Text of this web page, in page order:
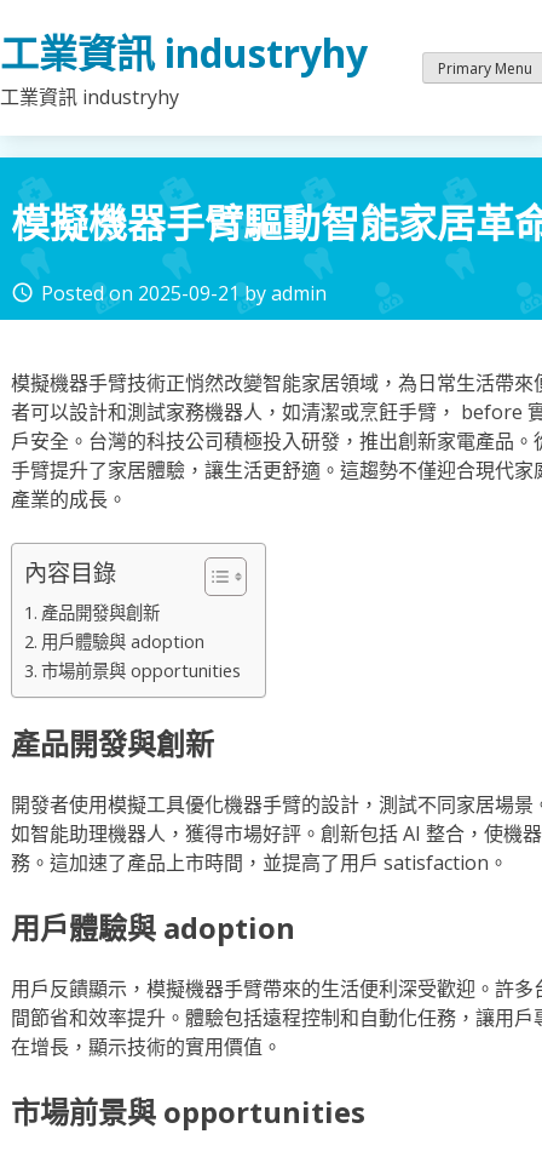
to
content
工業資訊 industryhy
工業資訊 industryhy
Primary Menu
模擬機器手臂驅動智能家居革
access_time Posted on 2025-09-21byadmin
模擬機器手臂技術正悄然改變智能家居領域，為日常生活帶
者可以設計和測試家務機器人，如清潔或烹飪手臂， before
戶安全。台灣的科技公司積極投入研發，推出創新家電產品
手臂提升了家居體驗，讓生活更舒適。這趨勢不僅迎合現代
產業的成長。
內容目錄
產品開發與創新
用戶體驗與 adoption
市場前景與 opportunities
產品開發與創新
開發者使用模擬工具優化機器手臂的設計，測試不同家居場
如智能助理機器人，獲得市場好評。創新包括 AI 整合，使機
務。這加速了產品上市時間，並提高了用戶 satisfaction。
用戶體驗與 adoption
用戶反饋顯示，模擬機器手臂帶來的生活便利深受歡迎。許
間節省和效率提升。體驗包括遠程控制和自動化任務，讓用
在增長，顯示技術的實用價值。
市場前景與 opportunities